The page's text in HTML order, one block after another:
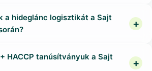
a hideglánc logisztikát a Sajt
HACCP tanúsítványuk a Sajt